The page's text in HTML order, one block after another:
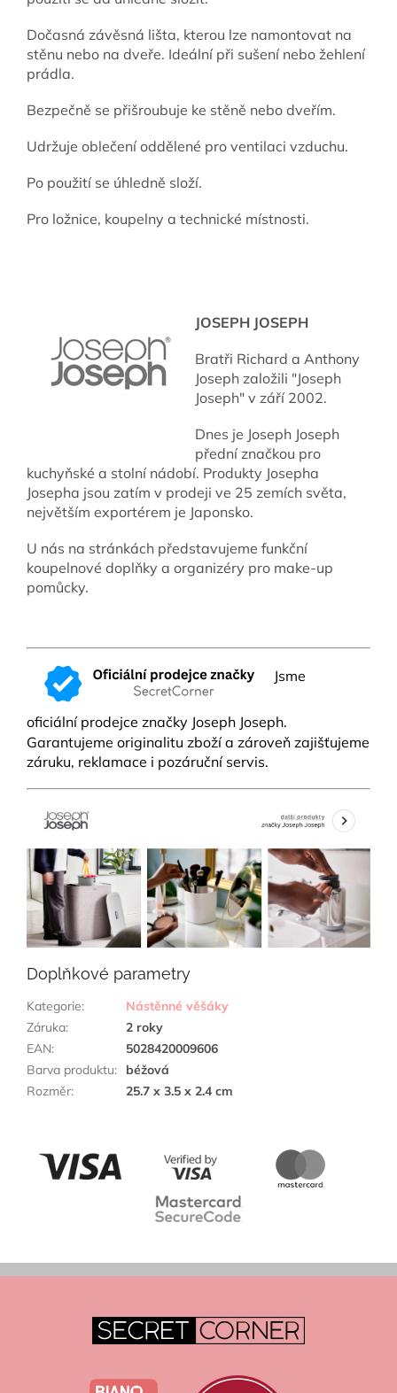
Dočasná závěsná lišta, kterou lze namontovat na
stěnu nebo na dveře. Ideální při sušení nebo žehlení
prádla.
Bezpečně se přišroubuje ke stěně nebo dveřím.
Udržuje oblečení oddělené pro ventilaci vzduchu.
Po použití se úhledně složí.
Pro ložnice, koupelny a technické místnosti.
JOSEPH JOSEPH
Bratři Richard a Anthony
Joseph založili "Joseph
Joseph" v září 2002.
Dnes je Joseph Joseph
přední značkou pro
kuchyňské a stolní nádobí. Produkty Josepha
Josepha jsou zatím v prodeji ve 25 zemích světa,
největším exportérem je Japonsko.
U nás na stránkách představujeme funkční
koupelnové doplňky a organizéry pro make-up
pomůcky.
Jsme
oficiální prodejce značky Joseph Joseph.
Garantujeme originalitu zboží a zároveň zajišťujeme
záruku, reklamace i pozáruční servis.
Doplňkové parametry
Kategorie:
Nástěnné věšáky
Záruka:
2 roky
EAN:
5028420009606
Barva produktu:
béžová
Rozměr: 25.7 x 3.5 x 2.4 cm